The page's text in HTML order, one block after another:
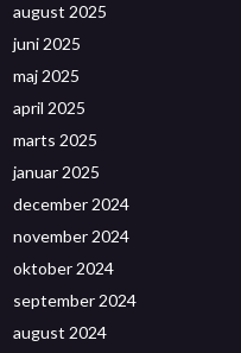
august 2025
juni 2025
maj 2025
april 2025
marts 2025
januar 2025
december 2024
november 2024
oktober 2024
september 2024
august 2024